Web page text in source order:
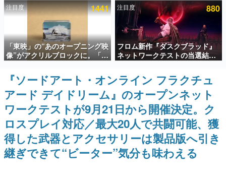
連載・特集一覧
殿堂入り記事
SNS拡散数が数千以上！ ページビュー数万以上！ などな
ど。多くの人々に読まれた、電ファミ渾身の“殿堂入り”記
事をまとめました。
ゲームの企画書
名作ゲームクリエイターの方々に製作時のエピソードをお
聞きし、ヒットする企画（ゲーム）とは何か？を探ってい
きます。
赫本
この物語を解いてはいけない。『赫本』は、〈試験問題〉
の形をした短編ホラー小説集です。
新世代に訊く
薬物の使用と思しき描写も含め
て、BPOが議論を交わす
ルライク』無料公開。返事に失
敗すると「YOU DIED」
注目度 1441
「東映」の“あのオープニング映
像”がアクリルブロックに。「東
映ヒストリカル グッズコレクシ
ョン」が8月下旬より発売
注目度 880
フロム新作『ダスクブラッド』
ネットワークテストの当選結果
が8月7日22時に発表。応募サイ
テスト実施は8月21日～24日
『ソードアート・オンライン フラクチュ
アード デイドリーム』のオープンネット
ワークテストが9月21日から開催決定。ク
ロスプレイ対応／最大20人で共闘可能、獲
得した武器とアクセサリーは製品版へ引き
継ぎできて“ビーター”気分も味わえる